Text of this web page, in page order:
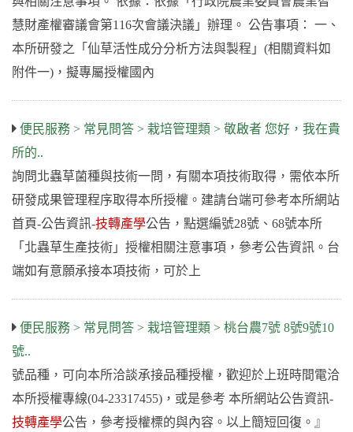
慧財產權審議會第116次會議決議」辦理。 公告事項： 一、
本所研發之「仙草活性成分分析方法與製程」(相關資料如
附件一)，擬專屬授權國內
便民服務 > 常見問答 > 栽培管理類 > 敬啟者 您好，我在貴
所的..
詢問北蟲草菌種與技術一問，有關本項技術取得，需依本所
研發成果管理程序取得本所授權。建請台端可參考本所網站
首頁-公告資訊-技轉產學公告，點選編號28號、68號本所
「北蟲草生產技術」授權相關注意事項，參考公告資訊。台
端如有意願承接本項技術，可於上
便民服務 > 常見問答 > 栽培管理類 > 桃台農7號 8號9號10
號..
號品種，可向本所洽談承接品種授權，歡迎於上班時間電洽
本所授權專線(04-23317455)，或是參考 本所網站公告資訊-
技轉產學公告，參考授權標的與內容。以上簡短回復。』